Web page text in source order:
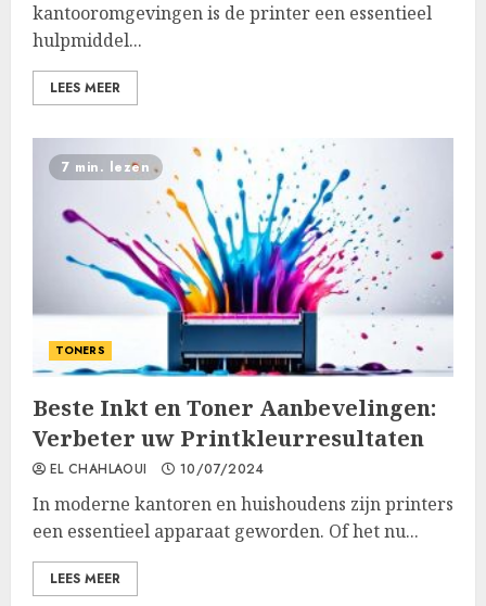
kantooromgevingen is de printer een essentieel
hulpmiddel...
LEES MEER
7 min. lezen
TONERS
Beste Inkt en Toner Aanbevelingen:
Verbeter uw Printkleurresultaten
EL CHAHLAOUI 10/07/2024
In moderne kantoren en huishoudens zijn printers
een essentieel apparaat geworden. Of het nu...
LEES MEER